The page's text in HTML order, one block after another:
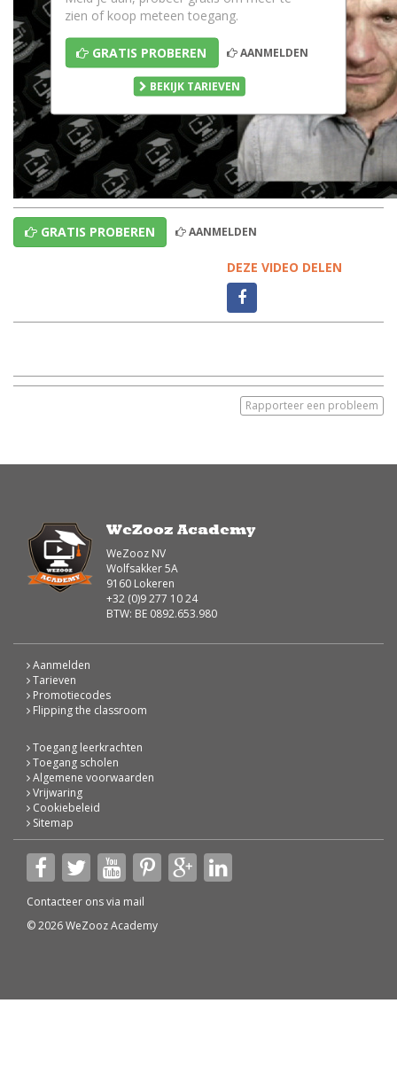
zien of koop meteen toegang.
GRATIS PROBEREN AANMELDEN
BEKIJK TARIEVEN
GRATIS PROBEREN AANMELDEN
DEZE VIDEO DELEN
Rapporteer een probleem
WeZooz Academy
WeZooz NV
Wolfsakker 5A
9160 Lokeren
+32 (0)9 277 10 24
BTW: BE 0892.653.980
Aanmelden
Tarieven
Promotiecodes
Flipping the classroom
Toegang leerkrachten
Toegang scholen
Algemene voorwaarden
Vrijwaring
Cookiebeleid
Sitemap
Contacteer ons via mail
© 2026 WeZooz Academy